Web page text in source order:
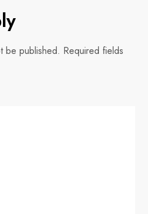
be published. Required fields